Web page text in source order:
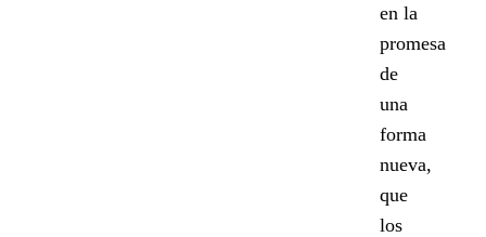
en la
promesa
de
una
forma
nueva,
que
los